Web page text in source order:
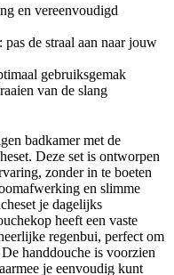
en vereenvoudigd
de straal aan naar jouw
gebruiksgemak
van de slang
badkamer met de
Deze set is ontworpen
zonder in te boeten
en slimme
je dagelijks
heeft een vaste
regenbui, perfect om
handdouche is voorzien
je eenvoudig kunt